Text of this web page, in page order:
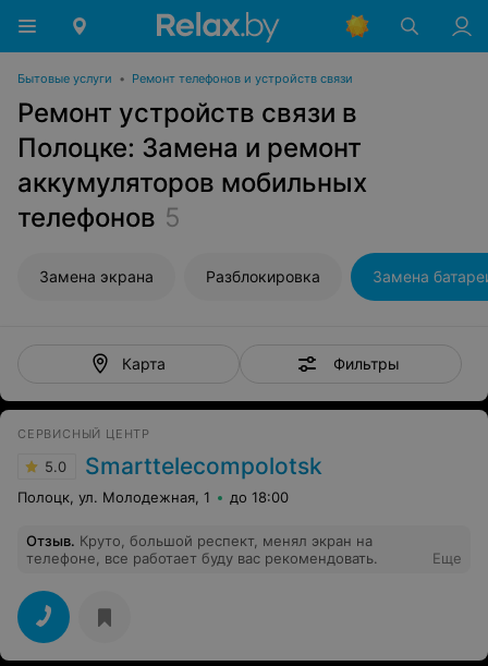
Бытовые услуги • Ремонт телефонов и устройств связи
Ремонт устройств связи в
Полоцке: Замена и ремонт
аккумуляторов мобильных
телефонов 5
Замена экрана Разблокировка Замена
Карта Фильтры
СЕРВИСНЫЙ ЦЕНТР
5.0 Smarttelecompolotsk
Полоцк, ул. Молодежная, 1 до 18:00
Отзыв. Круто, большой респект, менял экран на
телефоне, все работает буду вас рекомендовать.
Еще